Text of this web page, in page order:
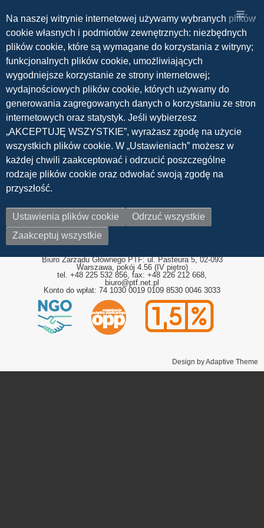
Breadcrumbs
You
are
here:
Strona główna MINATEC Grenoble
MINATEC Grenoble
SubscribeSubskrybuj
MINATEC
Grenoble
Polskie Towarzystwo Fizyczne jest organizacją
publicznego
zarejestrowaną w Krajowym Rejestrze Sądowym pod
nr. 0000051642.
Polskie Towarzystwo Fizyczne, ul. Pasteura 5, 02-093
REGON: 000809167 NIP: 526-23-85-038 KRS:
Biuro Zarządu Głównego PTF: ul. Pasteura 5, 02-093
Warszawa, pokój 4.56 (IV piętro)
tel. +48 225 532 856, fax: +48 226 212 668,
biuro@ptf.net.pl
Konto do wpłat: 74 1030 0019 0109 8530 0046 3033
Na naszej witrynie internetowej używamy wybranych plików
cookie własnych i podmiotów zewnętrznych: niezbędnych
plików cookie, które są wymagane do korzystania z witryny;
funkcjonalnych plików cookie, umożliwiających
wygodniejsze korzystanie ze strony internetowej;
wydajnościowych plików cookie, których używamy do
generowania zagregowanych danych o korzystaniu ze stron
internetowych oraz statystyk. Jeśli wybierzesz
„AKCEPTUJĘ WSZYSTKIE”, wyrażasz zgodę na użycie
wszystkich plików cookie. W „Ustawieniach” możesz w
każdej chwili zaakceptować i odrzucić poszczególne
rodzaje plików cookie oraz odwołać swoją zgodę na
przyszłość.
Ustawienia plików cookie
Odrzuć wszystkie
Zaakceptuj wszystkie
Design by Adaptive Theme